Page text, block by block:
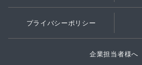
プライバシーポリシー
企業担当者様へ